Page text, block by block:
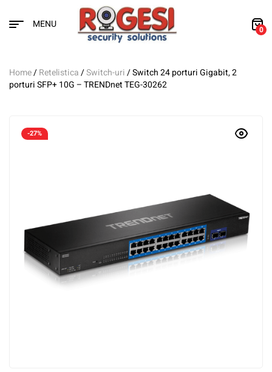
MENU 0
Home/Retelistica/Switch-uri/ Switch 24 porturi Gigabit, 2
porturi SFP+ 10G – TRENDnet TEG-30262
-27%